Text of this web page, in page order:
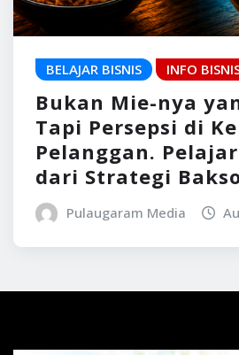
BELAJAR BISNIS INFO
Bukan Mie-nya
Tapi Persepsi di
Pelanggan.
dari Strategi
Pulaugaram Media